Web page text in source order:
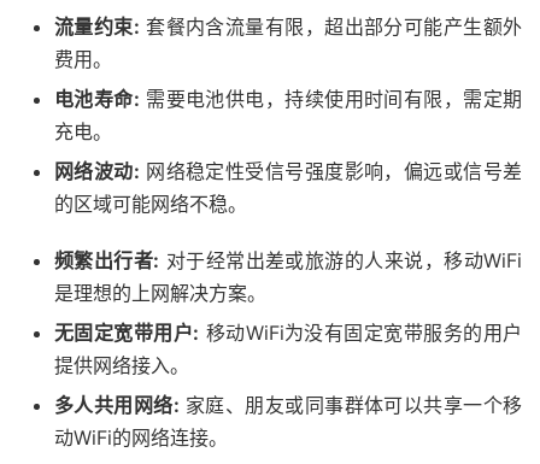
流量约束: 套餐内含流量有限，超出部分可能产生额外
费用。
电池寿命: 需要电池供电，持续使用时间有限，需定期
充电。
网络波动: 网络稳定性受信号强度影响，偏远或信号差
的区域可能网络不稳。
频繁出行者: 对于经常出差或旅游的人来说，移动WiFi
是理想的上网解决方案。
无固定宽带用户: 移动WiFi为没有固定宽带服务的用户
提供网络接入。
多人共用网络: 家庭、朋友或同事群体可以共享一个移
动WiFi的网络连接。